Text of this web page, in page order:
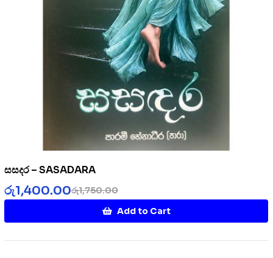
සසදර – SASADARA
රු1,750.00
රු1,400.00
Add to Cart